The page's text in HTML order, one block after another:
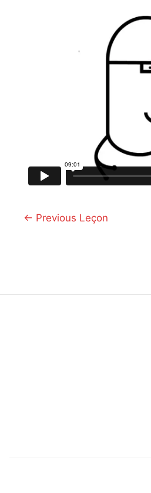
← Previous Leçon